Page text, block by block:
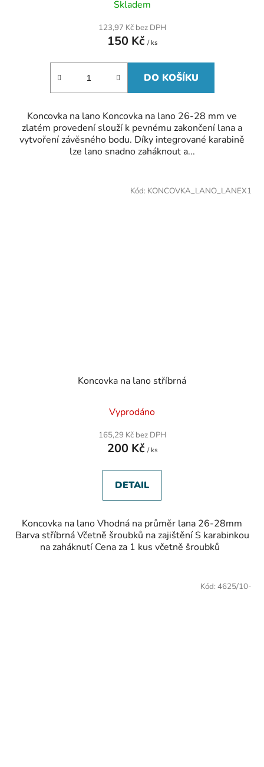
hodnocení
je
5,0
5
hvězdiček.
Skladem
123,97 Kč bez DPH
150 Kč / ks
DO KOŠÍKU
Koncovka na lano Koncovka na lano 26-28 mm ve
zlatém provedení slouží k pevnému zakončení lana a
vytvoření závěsného bodu. Díky integrované karabině
lze lano snadno zaháknout a...
Koncovka na lano stříbrná
Vyprodáno
165,29 Kč bez DPH
200 Kč / ks
DETAIL
Koncovka na lano Vhodná na průměr lana 26-28mm
Barva stříbrná Včetně šroubků na zajištění S karabinkou
na zaháknutí Cena za 1 kus včetně šroubků
Kód: KONCOVKA_LANO_LANEX1
Kód: 4625/10-